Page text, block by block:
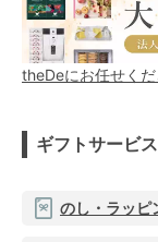
theDeにお任せく
ギフトサービス
のし・ラッピ